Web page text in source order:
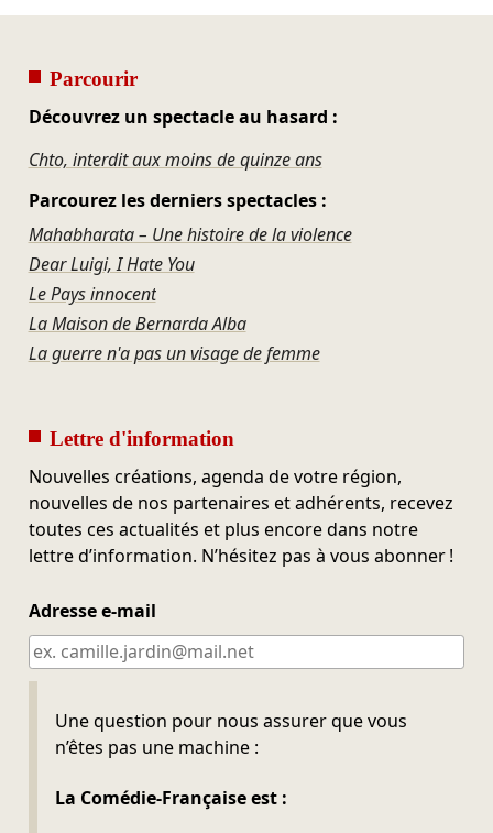
Parcourir
Découvrez un spectacle au hasard :
Chto, interdit aux moins de quinze ans
Parcourez les derniers spectacles :
Mahabharata – Une histoire de la violence
Dear Luigi, I Hate You
Le Pays innocent
La Maison de Bernarda Alba
La guerre n'a pas un visage de femme
Lettre d'information
Nouvelles créations, agenda de votre région,
nouvelles de nos partenaires et adhérents, recevez
toutes ces actualités et plus encore dans notre
lettre d’information. N’hésitez pas à vous abonner !
Adresse e-mail
Une question pour nous assurer que vous
n’êtes pas une machine :
La Comédie-Française est :
Ne pas remplir